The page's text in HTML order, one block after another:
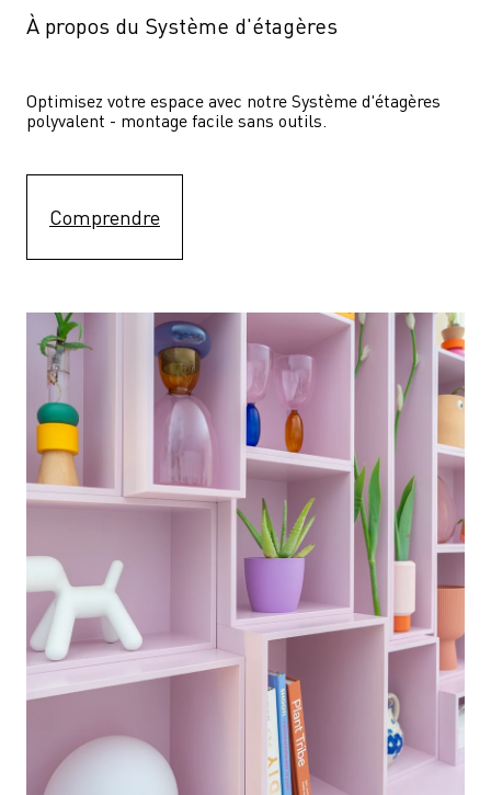
À propos du Système d'étagères
Optimisez votre espace avec notre Système d'étagères
polyvalent - montage facile sans outils.
Comprendre